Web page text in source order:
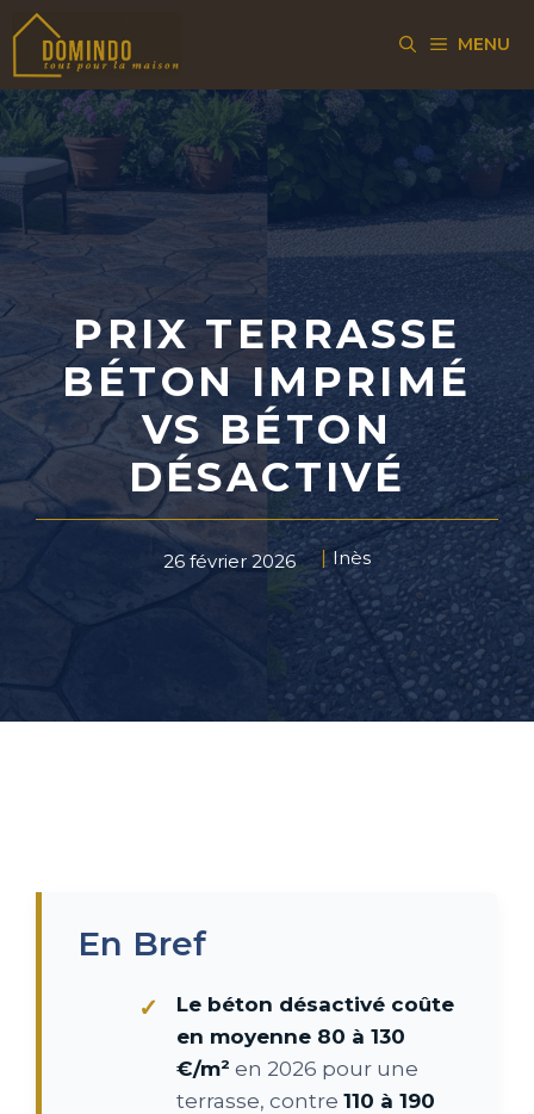
Aller
contenu
MENU
PRIX TERRASSE
BÉTON IMPRIMÉ
VS BÉTON
DÉSACTIVÉ
26 février 2026 Inès
En Bref
Le béton désactivé coûte
en moyenne 80 à 130
€/m² en 2026 pour une
terrasse, contre 110 à 190